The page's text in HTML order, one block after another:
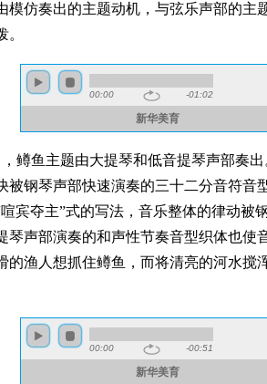
模仿奏出的主题动机，与弦乐声部的主
鳟鱼主题由大提琴和低音提琴声部奏
被钢琴声部快速演奏的三十二分音符音
宾夺主”式的写法，音乐整体的律动被
琴声部演奏的和声性节奏音型织体也使
的渔人想抓住鳟鱼，而将清亮的河水搅